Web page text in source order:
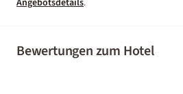
.
Bewertungen zum Hotel